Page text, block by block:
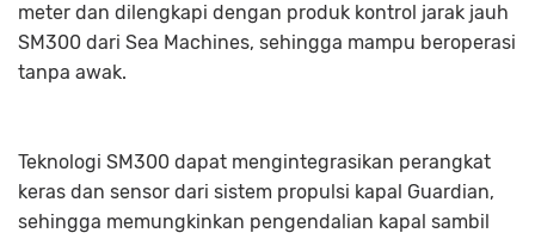
meter dan dilengkapi dengan produk kontrol jarak jauh
SM300 dari Sea Machines, sehingga mampu beroperasi
tanpa awak.
Teknologi SM300 dapat mengintegrasikan perangkat
keras dan sensor dari sistem propulsi kapal Guardian,
sehingga memungkinkan pengendalian kapal sambil